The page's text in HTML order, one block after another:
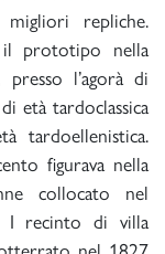
repliche.
il prototipo nella
l’agorà di
età tardoclassica
tardoellenistica.
figurava nella
collocato nel
I recinto di villa